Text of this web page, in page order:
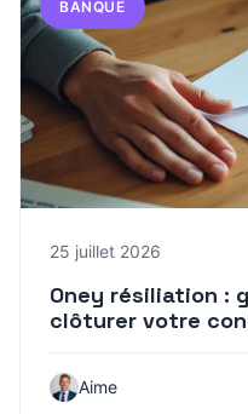
BANQUE
25 juillet 2026
Oney résiliation :
clôturer votre
Aime